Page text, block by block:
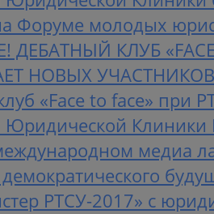
Форуме молодых
КЛУБ «FACE
НОВЫХ УЧАСТНИКОВ
«Face to face» при
Юридической
медиа
РТСУ-2017» с